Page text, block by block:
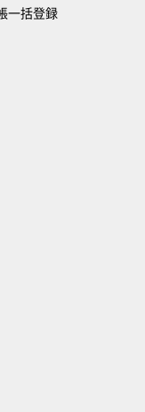
一括登録